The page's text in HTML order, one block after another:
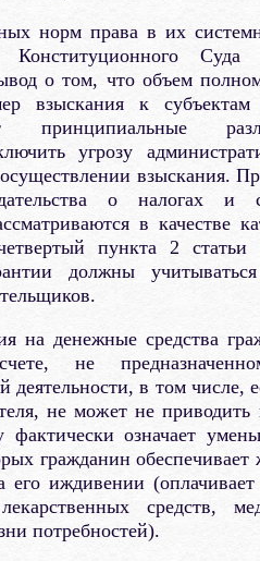
норм права в их
Конституционного Суда
о том, что объем
взыскания к субъектам
принципиальные
угрозу
взыскания.
о налогах и
в качестве
пункта 2 статьи
должны
на денежные средства
не
деятельности, в том числе,
не может не
фактически означает
гражданин обеспечивает
его иждивении (оплачивает
средств,
потребностей).